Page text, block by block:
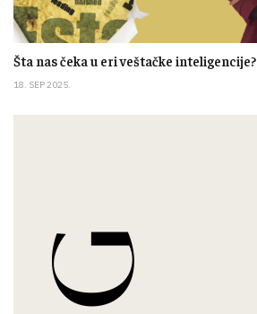
Šta nas čeka u eri veštačke inteligencije?
18. SEP 2025.